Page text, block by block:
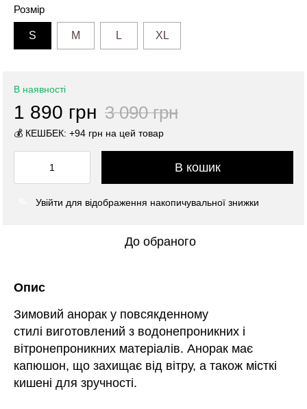
Розмір
S M L XL
В наявності
1 890 грн 3 090 грн
💰 КЕШБЕК: +94 грн на цей товар
В кошик
Увійти для відображення накопичувальної знижки
До обраного
Опис
Зимовий анорак у повсякденному
стилі виготовлений з водонепроникних і
вітронепроникних матеріалів. Анорак має
капюшон, що захищає від вітру, а також місткі
кишені для зручності.